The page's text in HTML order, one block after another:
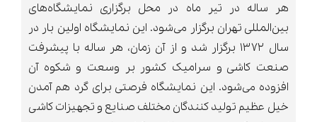
هر ساله در تیر ماه در محل برگزاری نمایشگاه‌های
بین‌المللی تهران برگزار می‌شود. این نمایشگاه اولین بار در
سال ۱۳۷۲ برگزار شد و از آن زمان، هر ساله با پیشرفت
صنعت کاشی و سرامیک کشور بر وسعت و شکوه آن
افزوده می‌شود. این نمایشگاه فرصتی برای گرد هم آمدن
خیل عظیم تولید کنندگان مختلف صنایع و تجهیزات کاشی